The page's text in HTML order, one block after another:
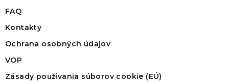
FAQ
Kontakty
Ochrana osobných údajov
VOP
Zásady používania súborov cookie (EÚ)